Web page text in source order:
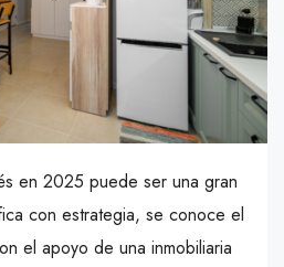
en 2025 puede ser una gran
con estrategia, se conoce el
el apoyo de una inmobiliaria